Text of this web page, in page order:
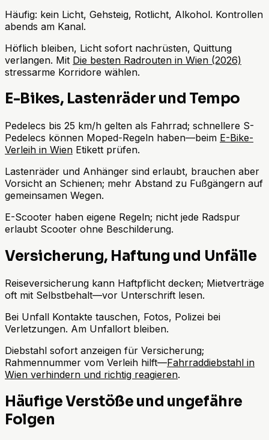
Häufig: kein Licht, Gehsteig, Rotlicht, Alkohol. Kontrollen
abends am Kanal.
Höflich bleiben, Licht sofort nachrüsten, Quittung
verlangen. Mit Die besten Radrouten in Wien (2026)
stressarme Korridore wählen.
E-Bikes, Lastenräder und Tempo
Pedelecs bis 25 km/h gelten als Fahrrad; schnellere S-
Pedelecs können Moped-Regeln haben—beim E-Bike-
Verleih in Wien Etikett prüfen.
Lastenräder und Anhänger sind erlaubt, brauchen aber
Vorsicht an Schienen; mehr Abstand zu Fußgängern auf
gemeinsamen Wegen.
E-Scooter haben eigene Regeln; nicht jede Radspur
erlaubt Scooter ohne Beschilderung.
Versicherung, Haftung und Unfälle
Reiseversicherung kann Haftpflicht decken; Mietverträge
oft mit Selbstbehalt—vor Unterschrift lesen.
Bei Unfall Kontakte tauschen, Fotos, Polizei bei
Verletzungen. Am Unfallort bleiben.
Diebstahl sofort anzeigen für Versicherung;
Rahmennummer vom Verleih hilft—Fahrraddiebstahl in
Wien verhindern und richtig reagieren.
Häufige Verstöße und ungefähre
Folgen